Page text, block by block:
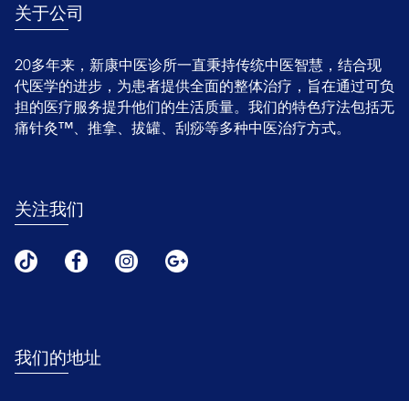
关于公司
20多年来，新康中医诊所一直秉持传统中医智慧，结合现
代医学的进步，为患者提供全面的整体治疗，旨在通过可负
担的医疗服务提升他们的生活质量。我们的特色疗法包括无
痛针灸™、推拿、拔罐、刮痧等多种中医治疗方式。
关注我们
我们的地址